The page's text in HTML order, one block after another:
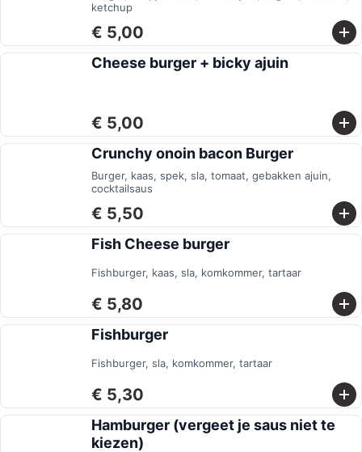
ketchup
€ 5,00
Cheese burger + bicky ajuin
€ 5,00
Crunchy onoin bacon Burger
Burger, kaas, spek, sla, tomaat, gebakken ajuin,
cocktailsaus
€ 5,50
Fish Cheese burger
Fishburger, kaas, sla, komkommer, tartaar
€ 5,80
Fishburger
Fishburger, sla, komkommer, tartaar
€ 5,30
Hamburger (vergeet je saus niet te
kiezen)